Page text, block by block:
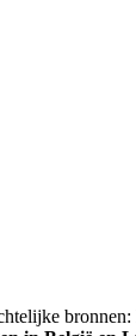
bronnen: